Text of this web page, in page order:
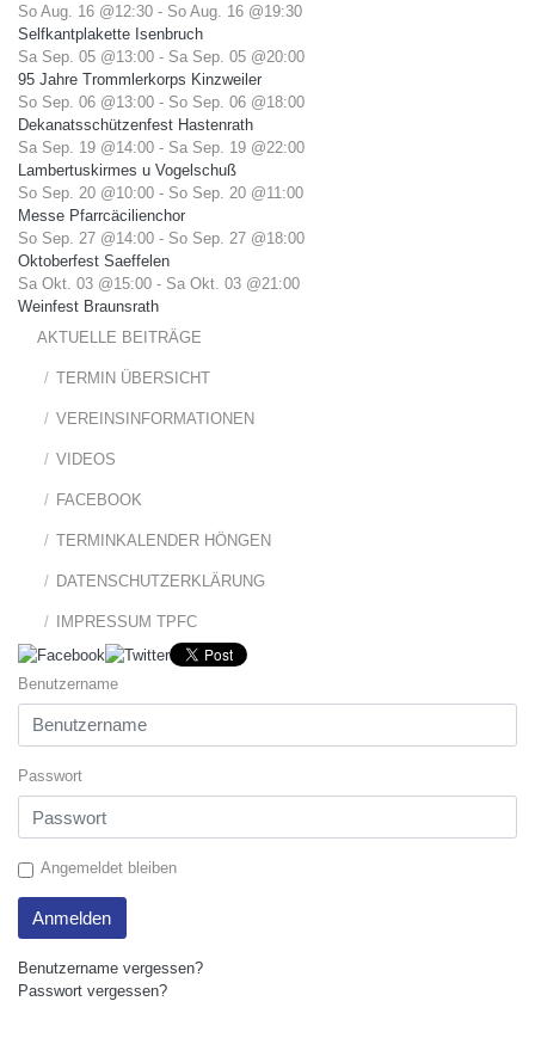
So Aug. 16 @12:30 - So Aug. 16 @19:30
Selfkantplakette Isenbruch
Sa Sep. 05 @13:00 - Sa Sep. 05 @20:00
95 Jahre Trommlerkorps Kinzweiler
So Sep. 06 @13:00 - So Sep. 06 @18:00
Dekanatsschützenfest Hastenrath
Sa Sep. 19 @14:00 - Sa Sep. 19 @22:00
Lambertuskirmes u Vogelschuß
So Sep. 20 @10:00 - So Sep. 20 @11:00
Messe Pfarrcäcilienchor
So Sep. 27 @14:00 - So Sep. 27 @18:00
Oktoberfest Saeffelen
Sa Okt. 03 @15:00 - Sa Okt. 03 @21:00
Weinfest Braunsrath
AKTUELLE BEITRÄGE
TERMIN ÜBERSICHT
VEREINSINFORMATIONEN
VIDEOS
FACEBOOK
TERMINKALENDER HÖNGEN
DATENSCHUTZERKLÄRUNG
IMPRESSUM TPFC
Benutzername
Passwort
Angemeldet bleiben
Anmelden
Benutzername vergessen?
Passwort vergessen?